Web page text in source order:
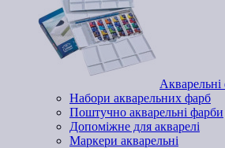
Набори акварельних фарб
Поштучно акварельні фарби
Допоміжне для акварелі
Маркери акварельні